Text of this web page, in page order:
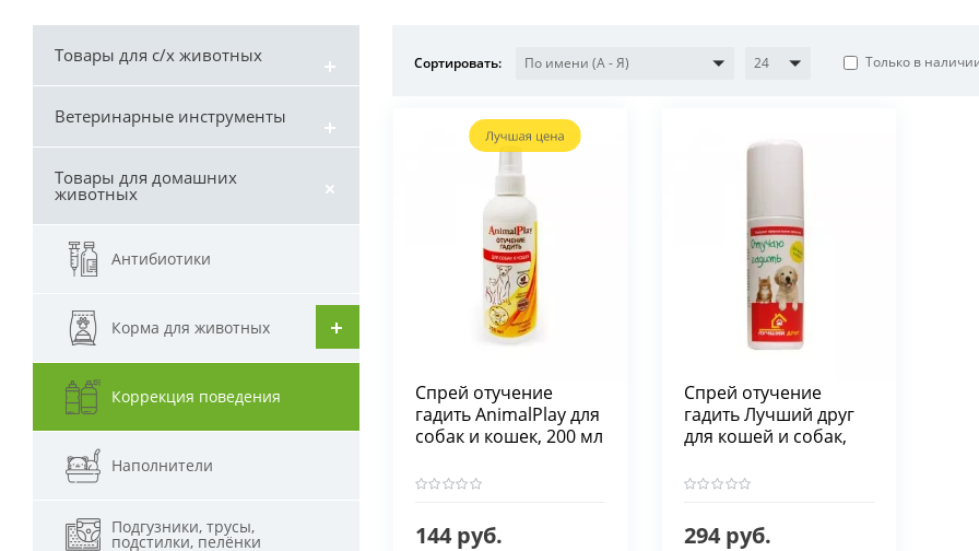
Товары для с/х животных
Ветеринарные инструменты
Товары для домашних
животных
Антибиотики
Корма для животных
Коррекция поведения
Наполнители
Подгузники, трусы,
подстилки, пелёнки
Сортировать: По имени (A - Я) 24 Только в
Спрей отучение
гадить AnimalPlay для
собак и кошек, 200 мл
144 руб.
Спрей отучение
гадить Лучший друг
для кошей и собак,
294 руб.